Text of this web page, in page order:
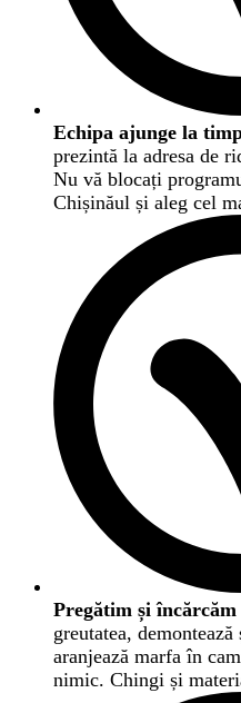
Echipa ajunge la
prezintă la adresa de
Nu vă blocați
Chișinăul și aleg cel
Pregătim și
greutatea,
aranjează marfa în
nimic. Chingi și